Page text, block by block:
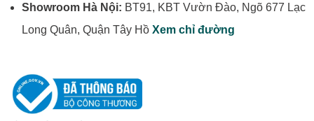
Showroom Hà Nội: BT91, KBT Vườn Đào, Ngõ 677 Lạc
Long Quân, Quận Tây Hồ Xem chỉ đường